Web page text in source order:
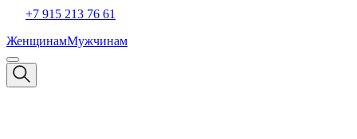
+7 915 213 76 61
ЖенщинамМужчинам